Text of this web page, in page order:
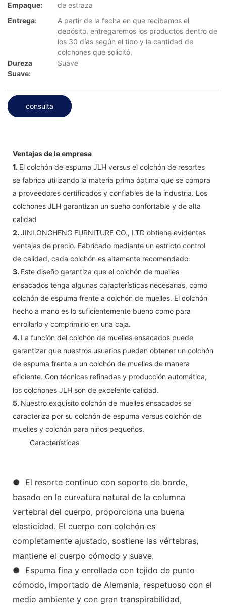
Empaque:
de estraza
Entrega:
A partir de la fecha en que recibamos el
depósito, entregaremos los productos dentro de
los 30 días según el tipo y la cantidad de
colchones que solicitó.
Dureza
Suave:
Suave
consulta
Ventajas de la empresa
1. El colchón de espuma JLH versus el colchón de resortes
se fabrica utilizando la materia prima óptima que se compra
a proveedores certificados y confiables de la industria. Los
colchones JLH garantizan un sueño confortable y de alta
calidad
2. JINLONGHENG FURNITURE CO., LTD obtiene evidentes
ventajas de precio. Fabricado mediante un estricto control
de calidad, cada colchón es altamente recomendado.
3. Este diseño garantiza que el colchón de muelles
ensacados tenga algunas características necesarias, como
colchón de espuma frente a colchón de muelles. El colchón
hecho a mano es lo suficientemente bueno como para
enrollarlo y comprimirlo en una caja.
4. La función del colchón de muelles ensacados puede
garantizar que nuestros usuarios puedan obtener un colchón
de espuma frente a un colchón de muelles de manera
eficiente. Con técnicas refinadas y producción automática,
los colchones JLH son de excelente calidad.
5. Nuestro exquisito colchón de muelles ensacados se
caracteriza por su colchón de espuma versus colchón de
muelles y colchón para niños pequeños.
Características
● El resorte continuo con soporte de borde,
basado en la curvatura natural de la columna
vertebral del cuerpo, proporciona una buena
elasticidad. El cuerpo con colchón es
completamente ajustado, sostiene las vértebras,
mantiene el cuerpo cómodo y suave.
● Espuma fina y enrollada con tejido de punto
cómodo, importado de Alemania, respetuoso con el
medio ambiente y con gran transpirabilidad,